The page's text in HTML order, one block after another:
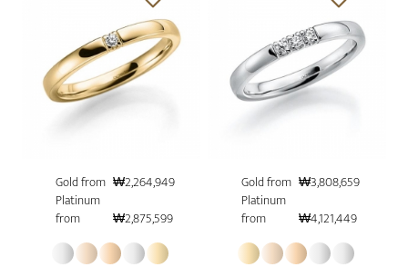
Gold from ₩2,264,949
Platinum
from
₩2,875,599
Gold from ₩3,808,659
Platinum
from
₩4,121,449